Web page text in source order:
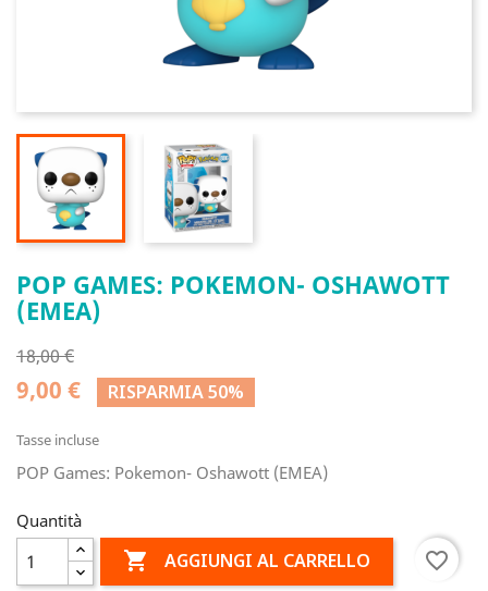
POP GAMES: POKEMON- OSHAWOTT
(EMEA)
18,00 €
9,00 € RISPARMIA 50%
Tasse incluse
POP Games: Pokemon- Oshawott (EMEA)
Quantità
 AGGIUNGI AL CARRELLO favorite_border